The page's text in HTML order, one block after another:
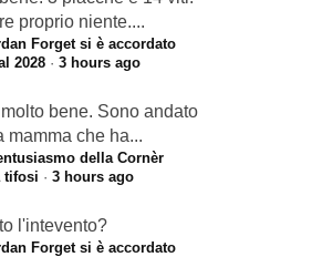
proprio niente....
Forget si è accordato
2028 · 3 hours ago
bene. Sono andato
mamma che ha...
della Cornèr
tifosi · 3 hours ago
l'intevento?
Forget si è accordato